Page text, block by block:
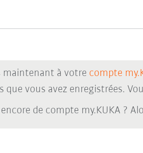
maintenant à votre compte
que vous avez enregistrées.
encore de compte my.KUKA ?